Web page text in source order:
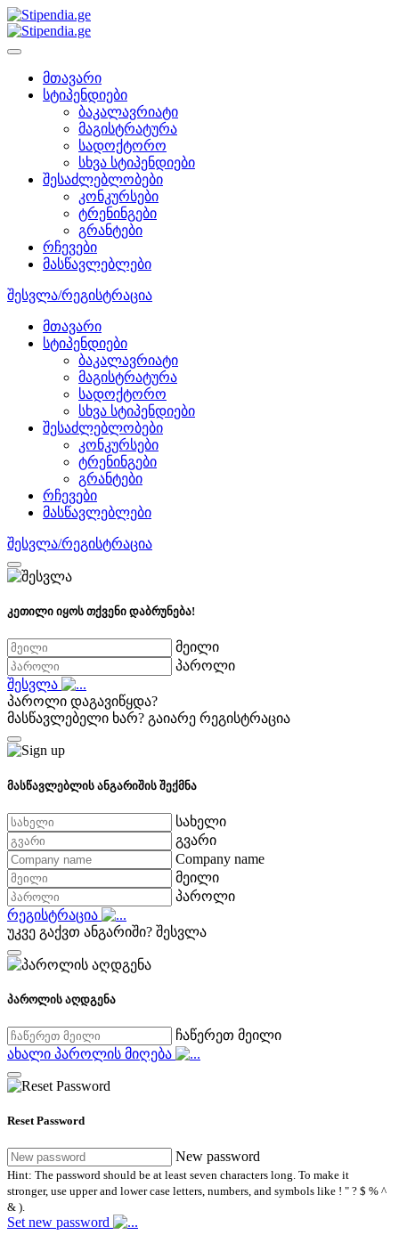
მთავარი
სტიპენდიები
ბაკალავრიატი
მაგისტრატურა
სადოქტორო
სხვა სტიპენდიები
შესაძლებლობები
კონკურსები
ტრენინგები
გრანტები
რჩევები
მასწავლებლები
შესვლა/რეგისტრაცია
მთავარი
სტიპენდიები
ბაკალავრიატი
მაგისტრატურა
სადოქტორო
სხვა სტიპენდიები
შესაძლებლობები
კონკურსები
ტრენინგები
გრანტები
რჩევები
მასწავლებლები
შესვლა/რეგისტრაცია
კეთილი იყოს თქვენი დაბრუნება!
მეილი
პაროლი
შესვლა
პაროლი დაგავიწყდა?
მასწავლებელი ხარ? გაიარე რეგისტრაცია
მასწავლებლის ანგარიშის შექმნა
სახელი
გვარი
Company name
მეილი
პაროლი
რეგისტრაცია
უკვე გაქვთ ანგარიში? შესვლა
პაროლის აღდგენა
ჩაწერეთ მეილი
ახალი პაროლის მიღება
Reset Password
New password
Hint: The password should be at least seven characters long. To make it
stronger, use upper and lower case letters, numbers, and symbols like ! " ? $ % ^
& ).
Set new password